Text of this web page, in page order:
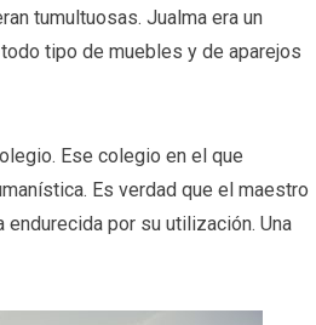
tumultuosas. Jualma era un
tipo de muebles y de aparejos
Ese colegio en el que
Es verdad que el maestro
endurecida por su utilización. Una